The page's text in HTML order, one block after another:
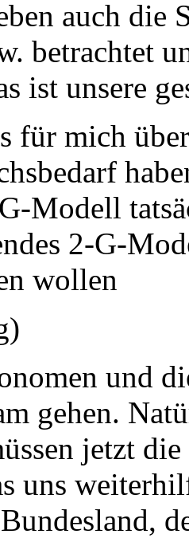
auch
betrachtet
ist unsere
für mich
Modell
2-G-
wollen
und
gehen.
jetzt
uns